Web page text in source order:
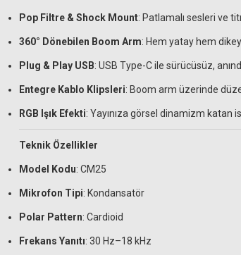
Pop Filtre & Shock Mount: Patlamalı sesleri ve
360° Dönebilen Boom Arm: Hem yatay hem
Plug & Play USB: USB Type-C ile sürücüsüz,
Entegre Kablo Klipsleri: Boom arm üzerinde
RGB Işık Efekti: Yayınıza görsel dinamizm katan
Teknik Özellikler
Model Kodu: CM25
Mikrofon Tipi: Kondansatör
Polar Pattern: Cardioid
Frekans Yanıtı: 30 Hz–18 kHz